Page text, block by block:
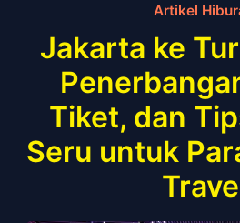
Artikel
Jakarta ke
Tiket, dan
Seru untuk